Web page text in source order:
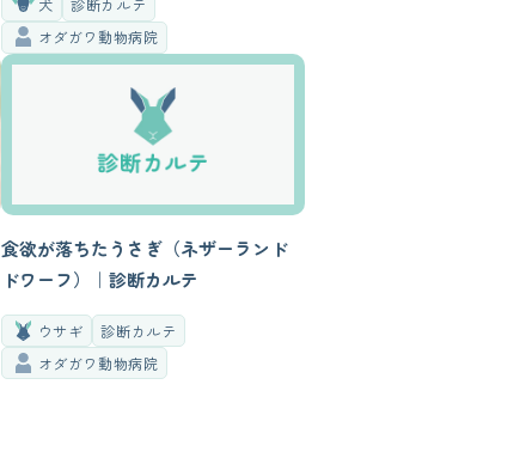
犬
診断カルテ
オダガワ動物病院
食欲が落ちたうさぎ（ネザーランド
ドワーフ）｜診断カルテ
ウサギ
診断カルテ
オダガワ動物病院